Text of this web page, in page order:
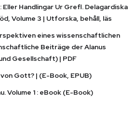
Handlingar Ur Grefl. Delagardiska
Volume 3 | Utforska, behåll, läs
eines wissenschaftlichen
Beiträge der Alanus
Gesellschaft) | PDF
Gott? | (E-Book, EPUB)
Volume 1 : eBook (E-Book)